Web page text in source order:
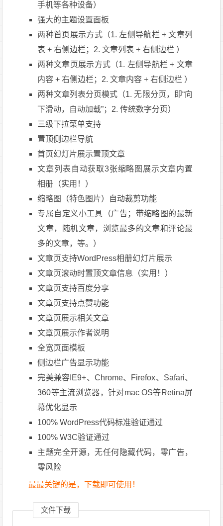
手机等各种设备）
强大的主题设置面板
两种首页展示方式（1. 左侧导航栏 + 文章列
表 + 右侧边栏；2. 文章列表 + 右侧边栏 ）
两种文章页展示方式（1. 左侧导航栏 + 文章
内容 + 右侧边栏；2. 文章内容 + 右侧边栏 ）
两种文章列表分页模式（1. 无限分页，即“向
下滑动，自动加载”；2. 传统数字分页）
三级下拉菜单支持
置顶侧边栏导航
首页幻灯片展示置顶文章
文章列表自动获取3张缩略图展示文章内置
相册（实用！）
缩略图（特色图片）自动裁剪功能
专属自定义小工具（广告；带缩略图的最新
文章，随机文章，浏览最多的文章和评论最
多的文章，等。）
文章页支持WordPress相册幻灯片展示
文章页滚动时置顶文章信息（实用！）
文章页支持百度分享
文章页支持点赞功能
文章页展示相关文章
文章页展示作者说明
全宽页面模板
侧边栏广告显示功能
完美兼容IE9+、Chrome、Firefox、Safari、
360等主流浏览器，针对mac OS等Retina屏
幕优化显示
100% WordPress代码标准验证通过
100% W3C验证通过
主题完全开源，无任何隐藏代码，零广告，
零风险
最最关键的是，下载即可使用！
文件下载